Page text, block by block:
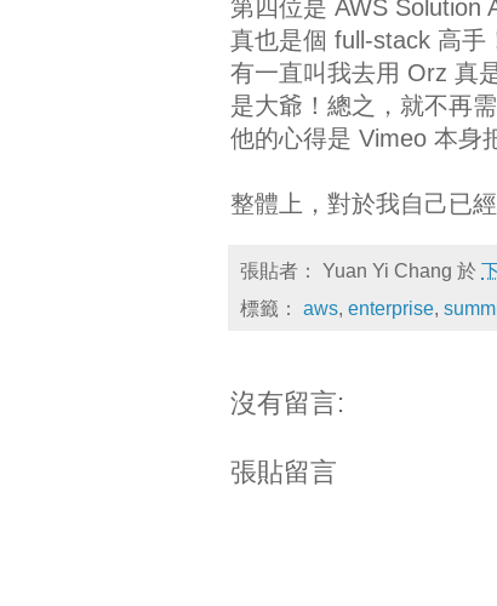
第四位是 AWS Solution
真也是個 full-stack 高手
有一直叫我去用 Orz 真
是大爺！總之，就不再
他的心得是 Vimeo 本身
整體上，對於我自己已
張貼者： Yuan Yi Chang 於
標籤： aws, enterprise,
沒有留言:
張貼留言